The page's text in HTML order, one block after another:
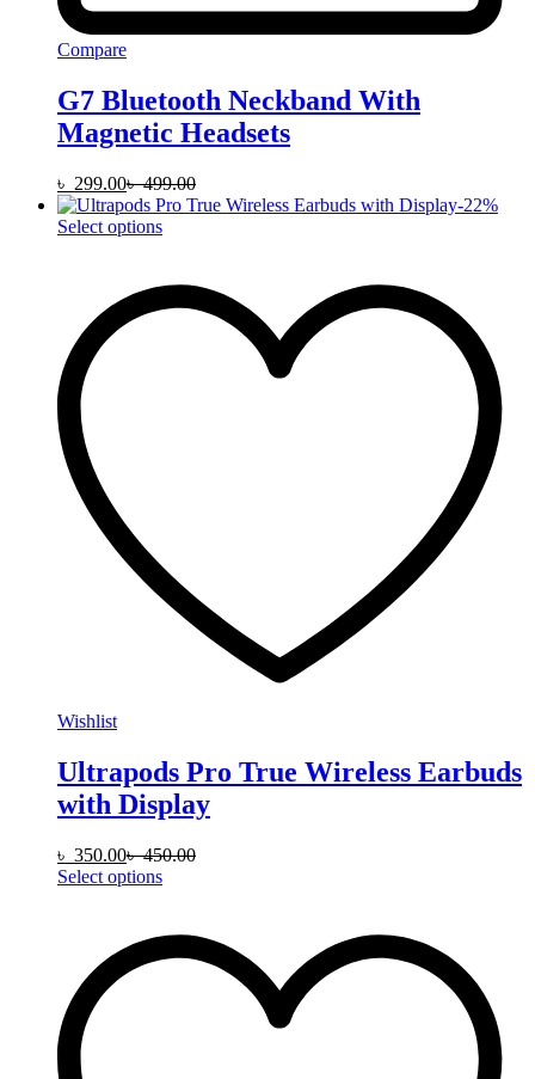
Compare
G7 Bluetooth Neckband With
Magnetic Headsets
৳ 299.00৳499.00
-22%
Select optionsThis
multiple
variants.
Wishlist
Ultrapods Pro True Wireless Earbuds
with Display
৳ 350.00৳450.00
Select optionsThis
multiple
variants.